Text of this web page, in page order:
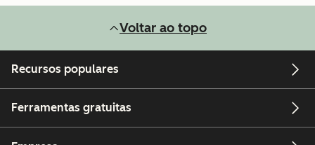
Voltar ao topo
Recursos populares
Ferramentas gratuitas